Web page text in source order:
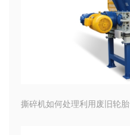
撕碎机如何处理利用废旧轮胎